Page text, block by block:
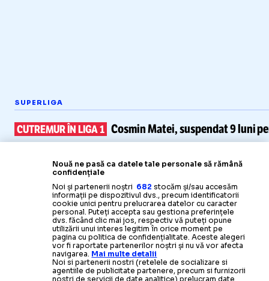
SUPERLIGA
CUTREMUR ÎN LIGA 1 Cosmin Matei,suspendat 9 luni
Nouă ne pasă ca datele tale personale să rămână
confidențiale
Noi și partenerii noștri 682 stocăm și/sau accesăm
informații pe dispozitivul dvs., precum identificatorii
cookie unici pentru prelucrarea datelor cu caracter
personal. Puteți accepta sau gestiona preferințele
dvs. făcând clic mai jos, respectiv vă puteți opune
utilizării unui interes legitim în orice moment pe
pagina cu politica de confidențialitate. Aceste alegeri
vor fi raportate partenerilor noștri și nu vă vor afecta
navigarea. Mai multe detalii
Noi si partenerii nostri (retelele de socializare si
agentiile de publicitate partenere, precum si furnizorii
nostri de servicii de date analitice) prelucram date